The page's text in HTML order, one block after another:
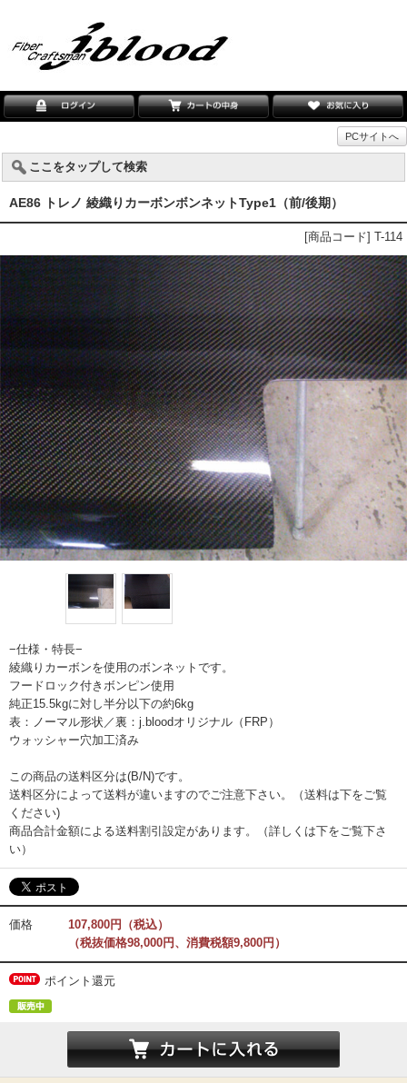
PCサイトへ
ここをタップして検索
AE86 トレノ 綾織りカーボンボンネットType1（前/後期）
[商品コード] T-114
−仕様・特長−
綾織りカーボンを使用のボンネットです。
フードロック付きボンピン使用
純正15.5kgに対し半分以下の約6kg
表：ノーマル形状／裏：j.bloodオリジナル（FRP）
ウォッシャー穴加工済み
この商品の送料区分は(B/N)です。
送料区分によって送料が違いますのでご注意下さい。（送料は下をご覧
ください)
商品合計金額による送料割引設定があります。（詳しくは下をご覧下さ
い）
価格
107,800円（税込）
（税抜価格98,000円、消費税額9,800円）
ポイント還元